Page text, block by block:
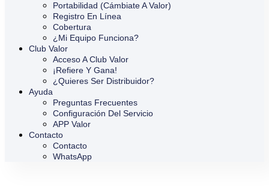
Portabilidad (Cámbiate A Valor)
Registro En Línea
Cobertura
¿Mi Equipo Funciona?
Club Valor
Acceso A Club Valor
¡Refiere Y Gana!
¿Quieres Ser Distribuidor?
Ayuda
Preguntas Frecuentes
Configuración Del Servicio
APP Valor
Contacto
Contacto
WhatsApp